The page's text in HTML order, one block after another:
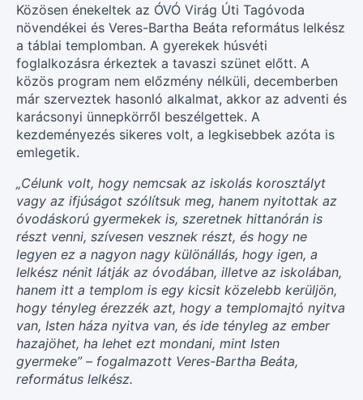
Közösen énekeltek az ÓVÓ Virág Úti Tagóvoda
növendékei és Veres-Bartha Beáta református lelkész
a táblai templomban. A gyerekek húsvéti
foglalkozásra érkeztek a tavaszi szünet előtt. A
közös program nem előzmény nélküli, decemberben
már szerveztek hasonló alkalmat, akkor az adventi és
karácsonyi ünnepkörről beszélgettek. A
kezdeményezés sikeres volt, a legkisebbek azóta is
emlegetik.
„Célunk volt, hogy nemcsak az iskolás korosztályt
vagy az ifjúságot szólítsuk meg, hanem nyitottak az
óvodáskorú gyermekek is, szeretnek hittanórán is
részt venni, szívesen vesznek részt, és hogy ne
legyen ez a nagyon nagy különállás, hogy igen, a
lelkész nénit látják az óvodában, illetve az iskolában,
hanem itt a templom is egy kicsit közelebb kerüljön,
hogy tényleg érezzék azt, hogy a templomajtó nyitva
van, Isten háza nyitva van, és ide tényleg az ember
hazajöhet, ha lehet ezt mondani, mint Isten
gyermeke” – fogalmazott Veres-Bartha Beáta,
református lelkész.